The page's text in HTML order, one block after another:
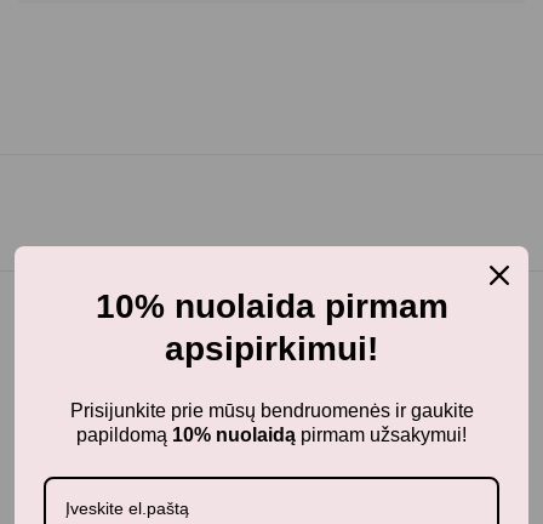
BunnyTail– vaikiškų prekių krautuvėlė, kurioje rasite
kokybiškus ir stilingus daiktus savo vaikams!
10% nuolaida pirmam
apsipirkimui!
Prisijunkite prie mūsų bendruomenės ir gaukite
papildomą 10% nuolaidą pirmam užsakymui!